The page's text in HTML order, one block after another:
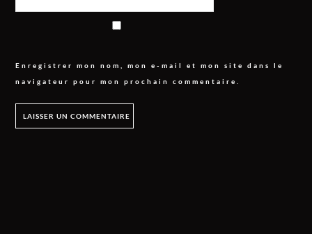
Enregistrer mon nom, mon e-mail et mon site dans le
navigateur pour mon prochain commentaire.